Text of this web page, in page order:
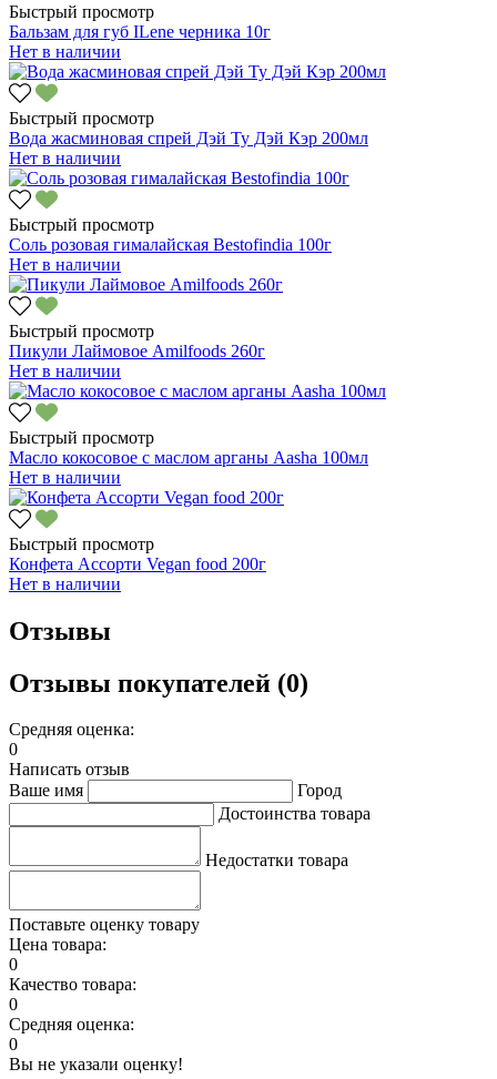
Быстрый просмотр
Бальзам для губ ILene черника 10г
Нет в наличии
Быстрый просмотр
Вода жасминовая спрей Дэй Ту Дэй Кэр 200мл
Нет в наличии
Быстрый просмотр
Соль розовая гималайская Bestofindia 100г
Нет в наличии
Быстрый просмотр
Пикули Лаймовое Amilfoods 260г
Нет в наличии
Быстрый просмотр
Масло кокосовое с маслом арганы Aasha 100мл
Нет в наличии
Быстрый просмотр
Конфета Ассорти Vegan food 200г
Нет в наличии
Отзывы
Отзывы покупателей (0)
Средняя оценка:
0
Написать отзыв
Ваше имя
Город
Достоинства товара
Недостатки товара
Поставьте оценку товару
Цена товара:
0
Качество товара:
0
Средняя оценка:
0
Вы не указали оценку!